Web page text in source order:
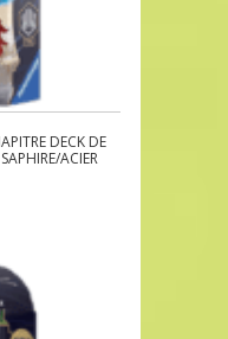
DECK DE
ACIER